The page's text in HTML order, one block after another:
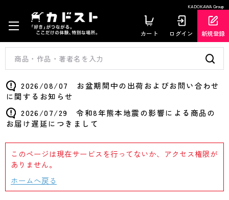
KADOKAWA Group
カート ログイン 新規登録
2026/08/07 お盆期間中の出荷およびお問い合わせ
に関するお知らせ
2026/07/29 令和8年熊本地震の影響による商品の
お届け遅延につきまして
このページは現在サービスを行ってないか、アクセス権限が
ありません。
ホームへ戻る